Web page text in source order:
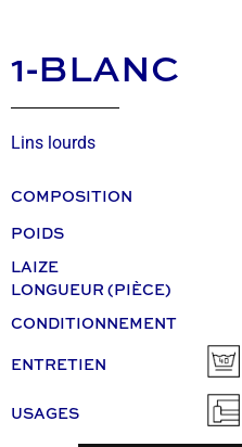
1-BLANC
Lins lourds
COMPOSITION
POIDS
LAIZE
LONGUEUR (PIÈCE)
CONDITIONNEMENT
ENTRETIEN
USAGES